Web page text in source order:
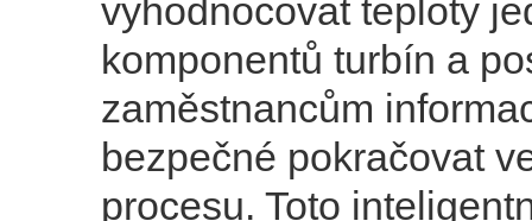
vyhodnocovat teploty
komponentů turbín a
zaměstnancům
bezpečné pokračovat
procesu. Toto